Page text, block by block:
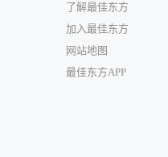
了解最佳东方
加入最佳东方
网站地图
最佳东方APP